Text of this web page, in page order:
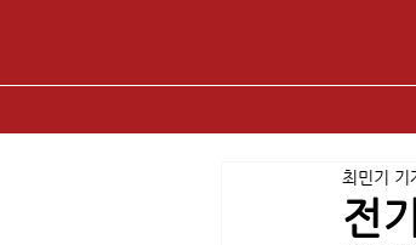
전
최민기 기